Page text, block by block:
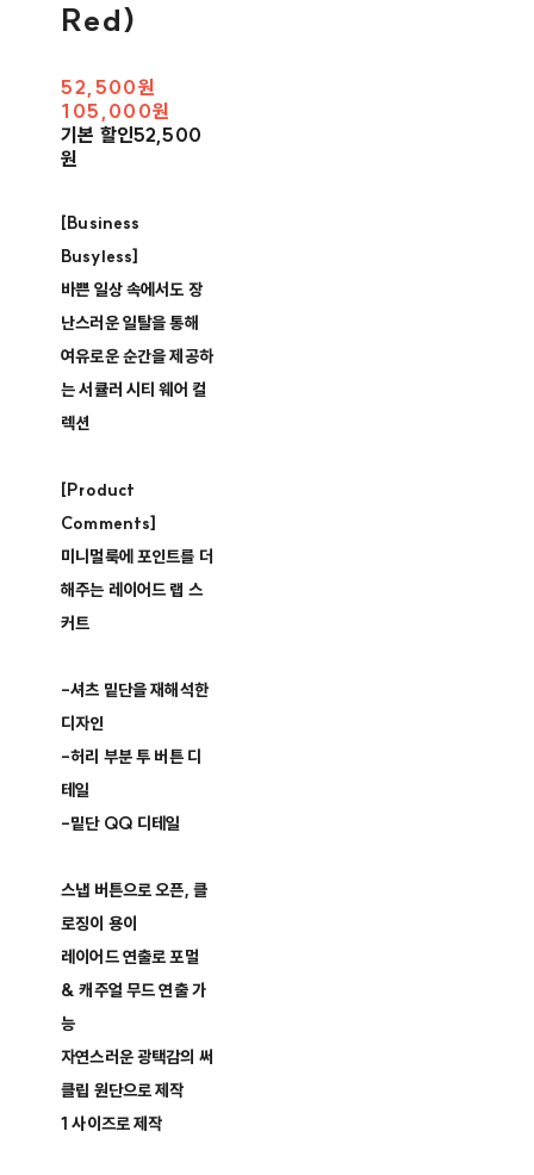
Red)
52,500원
105,000원
기본 할인52,500
원
[Business
Busyless]
바쁜 일상 속에서도 장
난스러운 일탈을 통해
여유로운 순간을 제공하
는 서큘러 시티 웨어 컬
렉션
[Product
Comments]
미니멀룩에 포인트를 더
해주는 레이어드 랩 스
커트
-셔츠 밑단을 재해석한
디자인
-허리 부분 투 버튼 디
테일
-밑단 QQ 디테일
스냅 버튼으로 오픈, 클
로징이 용이
레이어드 연출로 포멀
& 캐주얼 무드 연출 가
능
자연스러운 광택감의 써
클립 원단으로 제작
1 사이즈로 제작